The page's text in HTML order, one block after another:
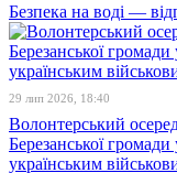
Безпека на воді —
29 лип 2026, 18:40
Волонтерський
Березанської
українським